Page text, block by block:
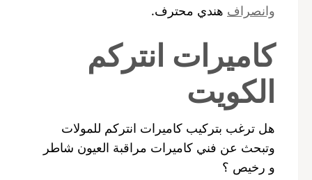
وانصراف هندي محترف.
كاميرات انتركم
الكويت
هل ترغب بتركيب كاميرات انتركم للمولات
وتبحث عن فني كاميرات مراقبة العيون شاطر
و رخيص ؟